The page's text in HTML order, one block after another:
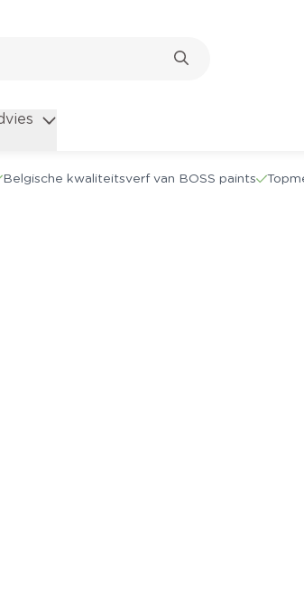
Belgische kwaliteitsverf van BOSS paints